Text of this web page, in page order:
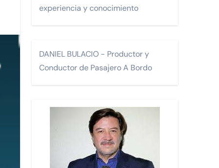
para la comunidad LGTBI en un encuentro
experiencia y conocimiento
DANIEL BULACIO - Productor y
Conductor de Pasajero A Bordo